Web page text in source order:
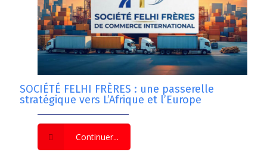
SOCIÉTÉ FELHI FRÈRES : une passerelle
stratégique vers L’Afrique et l’Europe
Continuer...